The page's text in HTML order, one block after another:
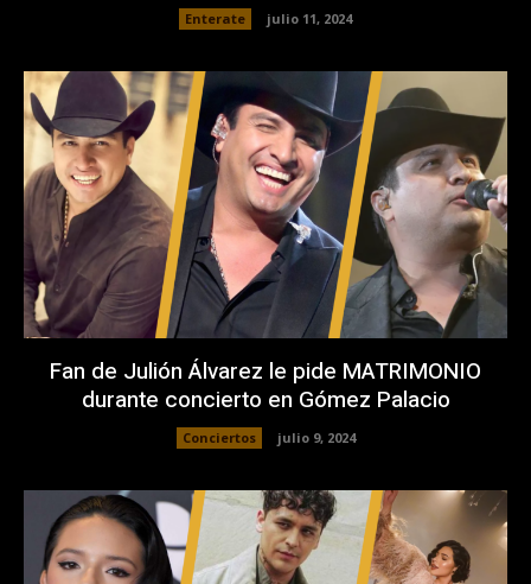
Enterate julio 11, 2024
Fan de Julión Álvarez le pide MATRIMONIO
durante concierto en Gómez Palacio
Conciertos julio 9, 2024